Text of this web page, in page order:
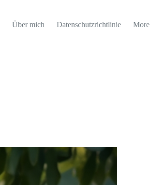
Über mich Datenschutzrichtlinie More